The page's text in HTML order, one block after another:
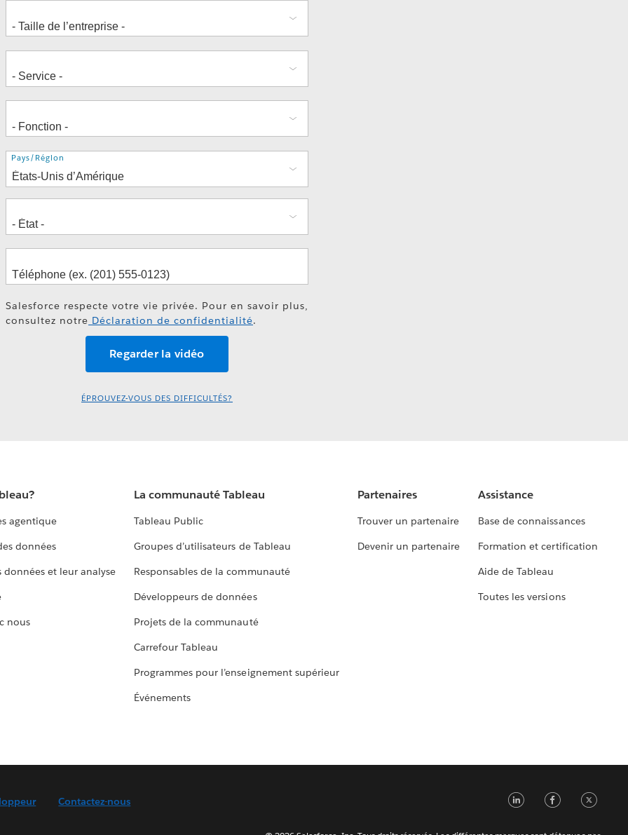
Adresse
Pays/Région
Salesforce respecte votre vie privée. Pour en savoir plus,
consultez notre Déclaration de confidentialité.
ÉPROUVEZ-VOUS DES DIFFICULTÉS?
agentique
données
et leur analyse
nous
La communauté Tableau
Tableau Public
Groupes d’utilisateurs de Tableau
Responsables de la communauté
Développeurs de données
Projets de la communauté
Carrefour Tableau
Programmes pour l’enseignement supérieur
Événements
Partenaires
Trouver un partenaire
Devenir un partenaire
Assistance
Base de connaissances
Formation et certification
Aide de Tableau
Toutes les versions
Contactez-nous LinkedIn